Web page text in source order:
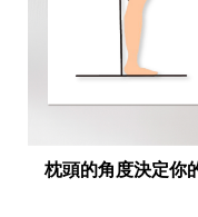
枕頭的角度決定你